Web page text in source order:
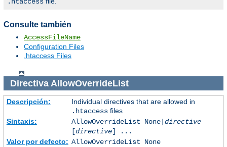
Consulte también
AccessFileName
Configuration Files
.htaccess Files
Directiva AllowOverrideList
Descripción:
Individual directives that are allowed in
.htaccessfiles
Sintaxis:
AllowOverrideList None| directive
[directive] ...
Valor por defecto: AllowOverrideList None